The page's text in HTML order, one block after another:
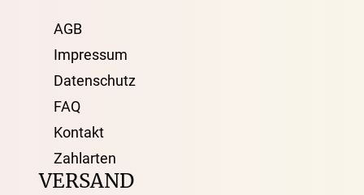
AGB
Impressum
Datenschutz
FAQ
Kontakt
Zahlarten
VERSAND